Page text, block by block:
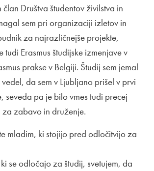
član Društva študentov živilstva in
sem pri organizaciji izletov in
za najrazličnejše projekte,
tudi Erasmus študijske izmenjave v
prakse v Belgiji. Študij sem jemal
vedel, da sem v Ljubljano prišel v prvi
seveda pa je bilo vmes tudi precej
zabavo in druženje.
mladim, ki stojijo pred odločitvijo za
se odločajo za študij, svetujem, da